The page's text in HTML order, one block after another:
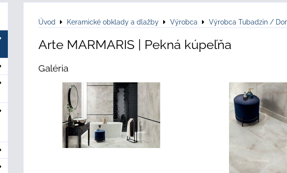
Úvod Keramické obklady a dlažby Výrobca Výrobca Tubadzin /
Arte MARMARIS | Pekná kúpeľňa
Galéria